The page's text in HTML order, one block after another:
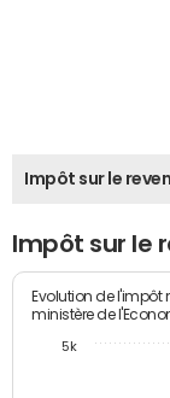
Impôt sur le
Impôt sur le
Evolution de l'impôt
ministère de
5k